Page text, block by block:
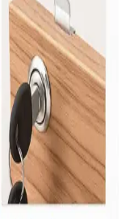
popüler olan
sevilen bu şeker,
çıkar.
Güvenli ve
hijyen kazanmasına
tuvalet eğitiminde
Emzik Zinciri